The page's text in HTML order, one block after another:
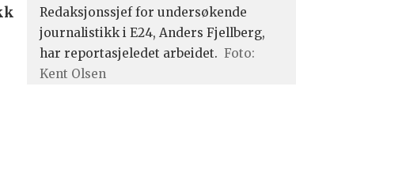
Redaksjonssjef for undersøkende
journalistikk i E24, Anders Fjellberg,
har reportasjeledet arbeidet. Foto:
Kent Olsen